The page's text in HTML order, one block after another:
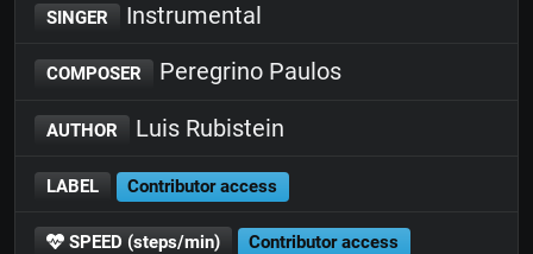
SINGER Instrumental
COMPOSER Peregrino Paulos
AUTHOR Luis Rubistein
LABEL Contributor access
SPEED (steps/min) Contributor access